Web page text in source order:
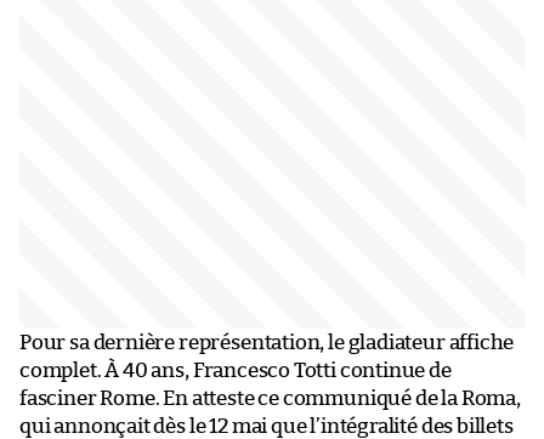
Pour sa dernière représentation, le gladiateur affiche
complet. À 40 ans, Francesco Totti continue de
fasciner Rome. En atteste ce communiqué de la Roma,
qui annonçait dès le 12 mai que l’intégralité des billets